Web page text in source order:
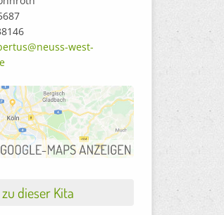
west-
dieser Kita